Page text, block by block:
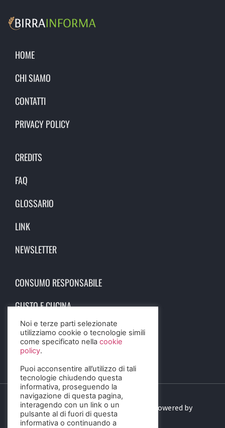
HOME
CHI SIAMO
CONTATTI
PRIVACY POLICY
CREDITS
FAQ
GLOSSARIO
LINK
NEWSLETTER
CONSUMO RESPONSABILE
GUSTO E CUCINA
SCIENZA E SALUTE
STORIA E CULTURA
© 2023 Birra Informa. All Rights Reserved. Powered by
DIGITALSENSE
Noi e terze parti selezionate
utilizziamo cookie o tecnologie simili
come specificato nella cookie
policy.
Puoi acconsentire all’utilizzo di tali
tecnologie chiudendo questa
informativa, proseguendo la
navigazione di questa pagina,
interagendo con un link o un
pulsante al di fuori di questa
informativa o continuando a